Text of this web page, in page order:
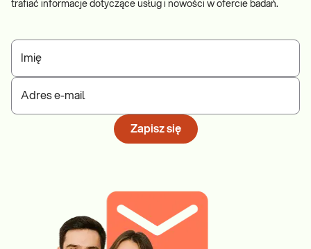
trafiać informacje dotyczące usług i nowości w ofercie badań.
Imię
Adres e-mail
Zapisz się